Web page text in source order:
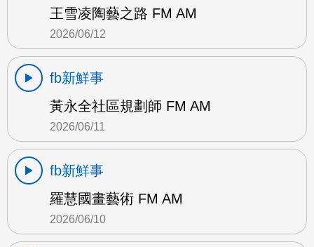
王雪凌陶藝之路 FM AM
2026/06/12
fb新鮮事
黃永全社區規劃師 FM AM
2026/06/11
fb新鮮事
羅慧國畫藝術 FM AM
2026/06/10